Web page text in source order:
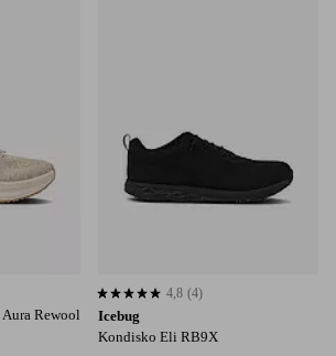
Rewool
Icebug
Kondisko Eli RB9X
4,8 baseret på 4 bedømmelser
4,8 (4)